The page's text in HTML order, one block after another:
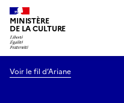
MINISTÈRE
DE LA CULTURE
Voir le fil d’Ariane